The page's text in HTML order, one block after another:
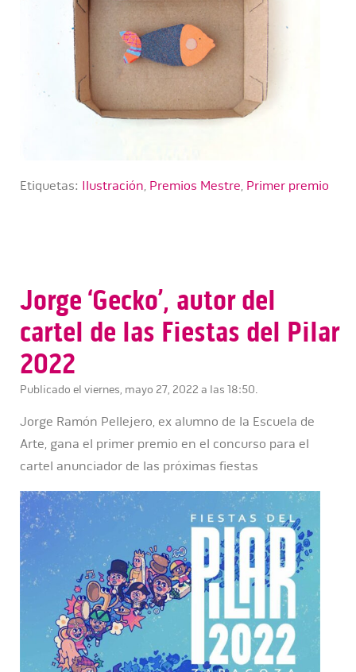
Etiquetas: Ilustración, Premios Mestre, Primer premio
Jorge ‘Gecko’, autor del
cartel de las Fiestas del Pilar
2022
Publicado el viernes, mayo 27, 2022 a las 18:50.
Jorge Ramón Pellejero, ex alumno de la Escuela de
Arte, gana el primer premio en el concurso para el
cartel anunciador de las próximas fiestas